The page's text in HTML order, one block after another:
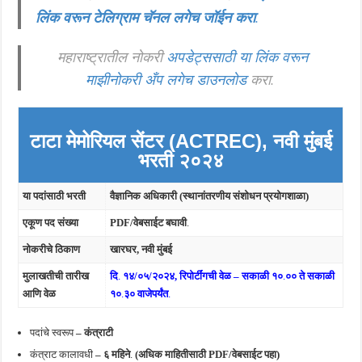
लिंक वरून टेलिग्राम चॅनल लगेच जॉईन करा.
महाराष्ट्रातील नोकरीअपडेट्ससाठी या लिंक वरून
माझीनोकरी अँप लगेच डाउनलोडकरा.
टाटा मेमोरियल सेंटर (ACTREC), नवी मुंबई
भरती २०२४
या पदांसाठी भरती वैज्ञानिक अधिकारी (स्थानांतरणीय संशोधन प्रयोगशाळा)
एकूण पद संख्या PDF/वेबसाईट बघावी.
नोकरीचे ठिकाण खारघर, नवी मुंबई
मुलाखतीची तारीख
आणि वेळ
दि. १४/०५/२०२४,रिपोर्टींगची वेळ – सकाळी १०.०० ते सकाळी
१०.३० वाजेपर्यंत.
पदांचे स्वरूप– कंत्राटी
कंत्राट कालावधी – ६ महिने. (अधिक माहितीसाठी PDF/वेबसाईट पहा)